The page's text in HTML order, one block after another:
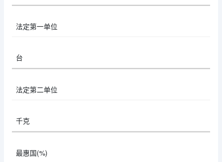
法定第一单位
台
法定第二单位
千克
最惠国(%)